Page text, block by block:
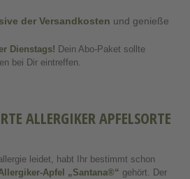
der Versandkosten und genieße
Dienstags! Dein Abo-Paket sollte
bei Dir eintreffen.
ALLERGIKER APFELSORTE
leidet, habt Ihr bestimmt schon
Apfel „Santana®“ gehört. Der